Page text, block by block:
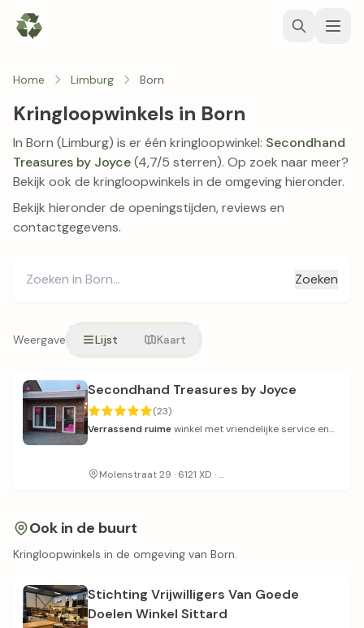
Home Limburg Born
Kringloopwinkels in Born
In Born (Limburg) is er één kringloopwinkel: Secondhand
Treasures by Joyce(4,7/5 sterren). Op zoek naar meer?
Bekijk ook de kringloopwinkels in de omgeving hieronder.
Bekijk hieronder de openingstijden, reviews en
contactgegevens.
Zoeken
Weergave Lijst Kaart
Secondhand Treasures by Joyce
(23)
Verrassend ruime winkel met vriendelijke service en
Molenstraat 29 · 6121 XD ·
Ook in de buurt
Kringloopwinkels in de omgeving van Born.
Stichting Vrijwilligers Van Goede
Doelen Winkel Sittard